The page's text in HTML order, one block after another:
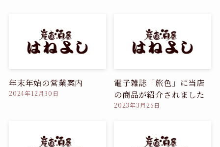
年末年始の営業案内
2024年12月30日
電子雑誌「旅色」に当店
の商品が紹介されました
2023年3月26日